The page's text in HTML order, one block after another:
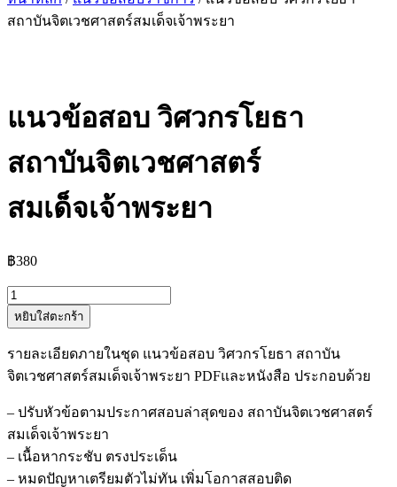
สถาบันจิตเวชศาสตร์สมเด็จเจ้าพระยา
แนวข้อสอบ วิศวกรโยธา
สถาบันจิตเวชศาสตร์
สมเด็จเจ้าพระยา
฿380
จำนวน
แนว
วิศวกร
โยธา
สถาบัน
จิตเวชศาสตร์
สมเด็จเจ้าพระยา
ชิ้น
หยิบใส่ตะกร้า
รายละเอียดภายในชุด แนวข้อสอบ วิศวกรโยธา สถาบัน
จิตเวชศาสตร์สมเด็จเจ้าพระยา PDFและหนังสือ ประกอบด้วย
– ปรับหัวข้อตามประกาศสอบล่าสุดของ สถาบันจิตเวชศาสตร์
สมเด็จเจ้าพระยา
– เนื้อหากระชับ ตรงประเด็น
– หมดปัญหาเตรียมตัวไม่ทัน เพิ่มโอกาสสอบติด